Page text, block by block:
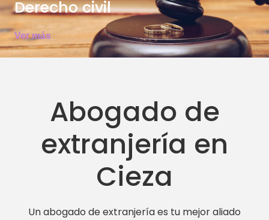
Derecho civil
Ver más
Abogado de
extranjería en
Cieza
Un abogado de extranjería es tu mejor aliado